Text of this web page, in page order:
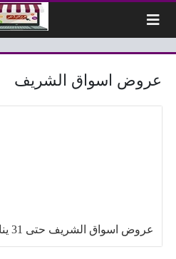
عروض اسواق الشريف
عروض اسواق الشريف حتى 31 يناير 2020 نوفال وتاتش